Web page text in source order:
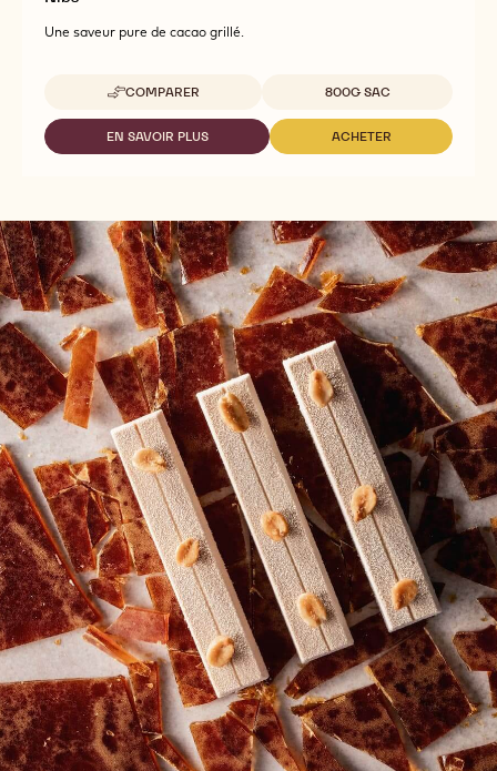
Une saveur pure de cacao grillé.
COMPARER
-
NIBS
Tailles disponibles
800G SAC
EN SAVOIR PLUS
-
ACHETER
-